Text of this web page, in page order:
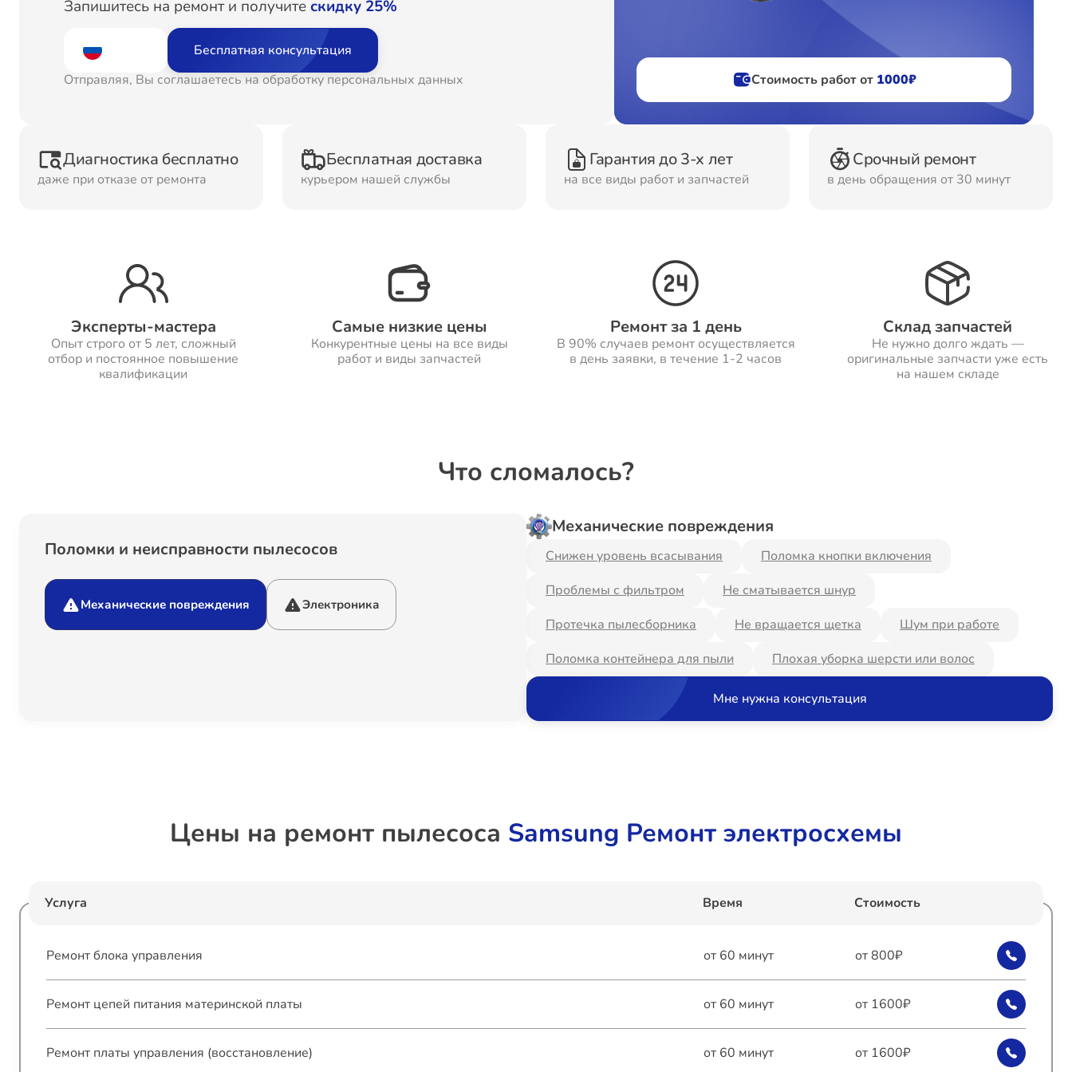
Запишитесь на ремонт и получитескидку 25%
Бесплатная консультация
Отправляя, Вы соглашаетесь на обработку персональных данных
Стоимость работ от 1000₽
Диагностика бесплатно
даже при отказе от ремонта
Бесплатная доставка
курьером нашей службы
Гарантия до 3-х лет
на все виды работ и запчастей
Срочный ремонт
в день обращения от 30 минут
Эксперты-мастера
Опыт строго от 5 лет, сложный
отбор и постоянное повышение
квалификации
Самые низкие цены
Конкурентные цены на все виды
работ и виды запчастей
Ремонт за 1 день
В 90% случаев ремонт осуществляется
в день заявки, в течение 1-2 часов
Склад запчастей
Не нужно долго ждать —
оригинальные запчасти уже есть
на нашем складе
Что сломалось?
Поломки и неисправности пылесосов
Механические повреждения Электроника
Механические повреждения
Снижен уровень всасывания
Поломка кнопки включения
Проблемы с фильтром
Не сматывается шнур
Протечка пылесборника
Не вращается щетка
Шум при работе
Поломка контейнера для пыли
Плохая уборка шерсти или волос
Мне нужна консультация
Цены на ремонт пылесоса Samsung Ремонт электросхемы
Услуга Время Стоимость
Ремонт блока управления от 60 минут от 800₽
Ремонт цепей питания материнской платы от 60 минут от 1600₽
Ремонт платы управления (восстановление) от 60 минут от 1600₽
Водонагревателей
Ремонт Вытяжек
Ремонт Кондиционеров
Ремонт ТВ-приставок
Ремонт Сушильных
машин
Ремонт Стиральных
машин
Ремонт Сплит-систем